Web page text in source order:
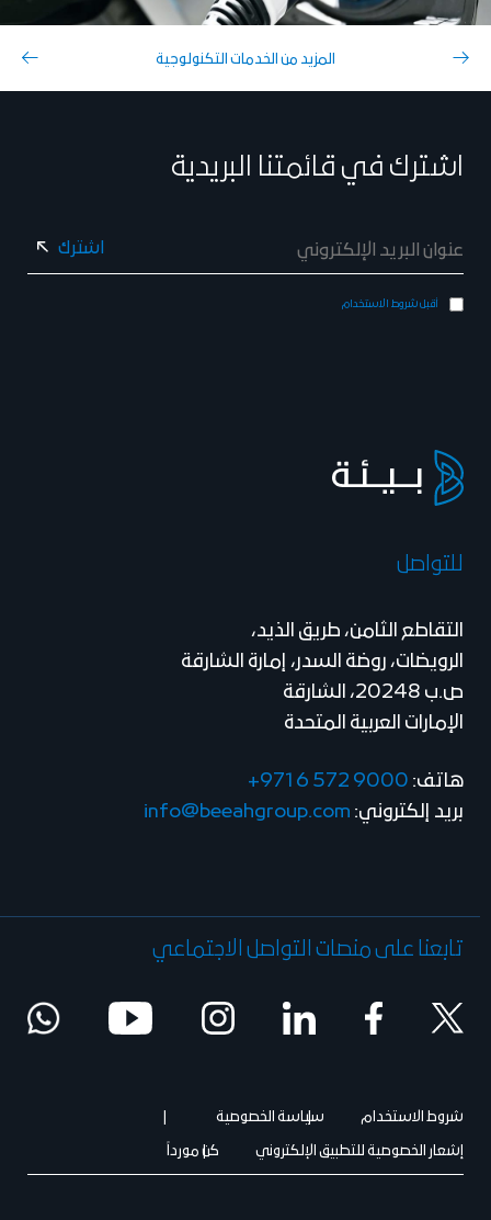
المزيد من الخدمات التكنولوجية
اشترك في قائمتنا البريدية
أقبل شروط الاستخدام
للتواصل
التقاطع الثامن، طريق الذيد،
الرويضات، روضة السدر، إمارة الشارقة
ص.ب 20248، الشارقة
الإمارات العربية المتحدة
هاتف: +971 6 572 9000
بريد إلكتروني: info@beeahgroup.com
تابعنا على منصات التواصل الاجتماعي
شروط الاستخدام
سياسة الخصوصية
إشعار الخصوصية للتطبيق الإلكتروني
كن مورداً